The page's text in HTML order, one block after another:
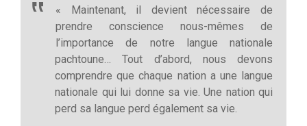
« Maintenant, il devient nécessaire de
prendre conscience nous-mêmes de
l’importance de notre langue nationale
pachtoune… Tout d’abord, nous devons
comprendre que chaque nation a une langue
nationale qui lui donne sa vie. Une nation qui
perd sa langue perd également sa vie.